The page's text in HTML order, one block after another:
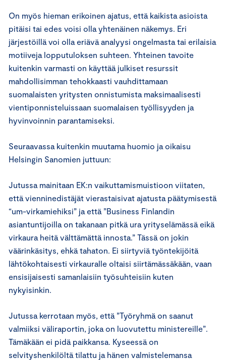
On myös hieman erikoinen ajatus, että kaikista asioista
pitäisi tai edes voisi olla yhtenäinen näkemys. Eri
järjestöillä voi olla eriävä analyysi ongelmasta tai erilaisia
motiiveja lopputuloksen suhteen. Yhteinen tavoite
kuitenkin varmasti on käyttää julkiset resurssit
mahdollisimman tehokkaasti vauhdittamaan
suomalaisten yritysten onnistumista maksimaalisesti
vientiponnisteluissaan suomalaisen työllisyyden ja
hyvinvoinnin parantamiseksi.
Seuraavassa kuitenkin muutama huomio ja oikaisu
Helsingin Sanomien juttuun:
Jutussa mainitaan EK:n vaikuttamismuistioon viitaten,
että vienninedistäjät vierastaisivat ajatusta päätymisestä
“um-virkamiehiksi” ja että ”Business Finlandin
asiantuntijoilla on takanaan pitkä ura yrityselämässä eikä
virkaura heitä välttämättä innosta.” Tässä on jokin
väärinkäsitys, ehkä tahaton. Ei siirtyviä työntekijöitä
lähtökohtaisesti virkauralle oltaisi siirtämässäkään, vaan
ensisijaisesti samanlaisiin työsuhteisiin kuten
nykyisinkin.
Jutussa kerrotaan myös, että ”Työryhmä on saanut
valmiiksi väliraportin, joka on luovutettu ministereille”.
Tämäkään ei pidä paikkansa. Kyseessä on
selvityshenkilöltä tilattu ja hänen valmistelemansa